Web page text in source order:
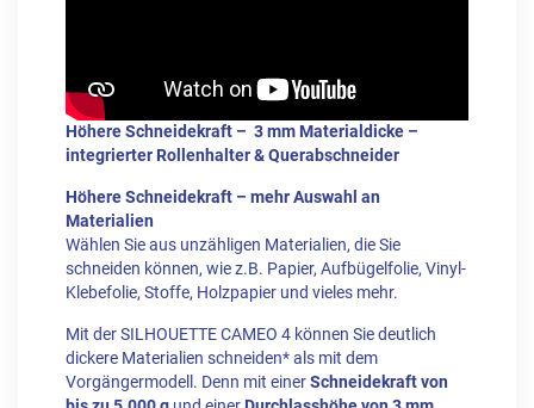
Höhere Schneidekraft – 3 mm Materialdicke –
integrierter Rollenhalter & Querabschneider
Höhere Schneidekraft – mehr Auswahl an
Materialien
Wählen Sie aus unzähligen Materialien, die Sie
schneiden können, wie z.B. Papier, Aufbügelfolie, Vinyl-
Klebefolie, Stoffe, Holzpapier und vieles mehr.
Mit der SILHOUETTE CAMEO 4 können Sie deutlich
dickere Materialien schneiden* als mit dem
Vorgängermodell. Denn mit einerSchneidekraft von